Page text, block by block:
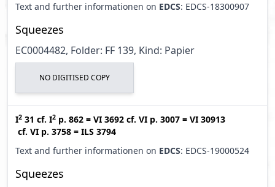
Text and further informationen on EDCS: EDCS-18300907
Squeezes
EC0004482, Folder: FF 139, Kind: Papier
NO DIGITISED COPY
I2 31 cf. I2 p. 862 = VI 3692 cf. VI p. 3007 = VI 30913
cf. VI p. 3758 = ILS 3794
Text and further informationen on EDCS: EDCS-19000524
Squeezes